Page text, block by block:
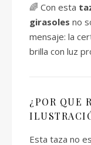
🌈 Con esta
girasoles no
mensaje: la
brilla con luz
¿POR QUE
Esta taza no